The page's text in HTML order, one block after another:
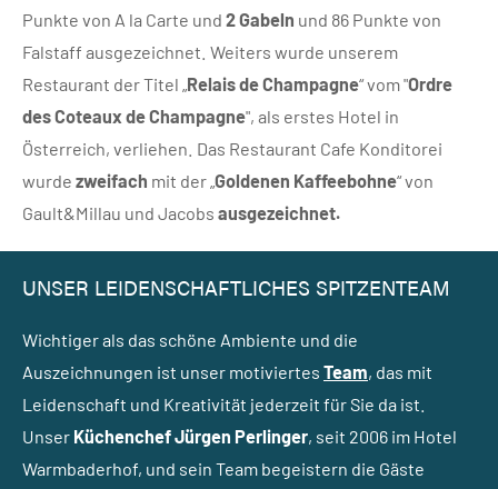
Punkte von A la Carte und 2 Gabeln und 86 Punkte von
Falstaff ausgezeichnet. Weiters wurde unserem
Restaurant der Titel „Relais de Champagne“ vom "Ordre
des Coteaux de Champagne", als erstes Hotel in
Österreich, verliehen. Das Restaurant Cafe Konditorei
wurde zweifach mit der „Goldenen Kaffeebohne“ von
Gault&Millau und Jacobs ausgezeichnet.
UNSER LEIDENSCHAFTLICHES SPITZENTEAM
Wichtiger als das schöne Ambiente und die
Auszeichnungen ist unser motiviertes Team, das mit
Leidenschaft und Kreativität jederzeit für Sie da ist.
Unser Küchenchef Jürgen Perlinger, seit 2006 im Hotel
Warmbaderhof, und sein Team begeistern die Gäste